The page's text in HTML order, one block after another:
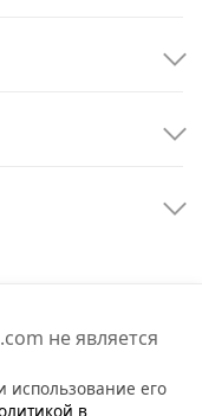
не является
использование его
в